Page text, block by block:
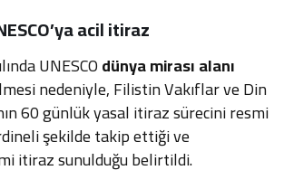
acil itiraz
UNESCOdünya mirası alanı
nedeniyle, Filistin Vakıflar ve Din
60 günlük yasal itiraz sürecini resmi
şekilde takip ettiği ve
itiraz sunulduğu belirtildi.